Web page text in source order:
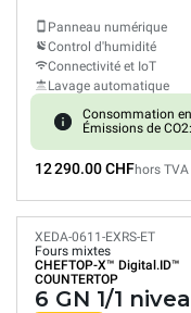
Panneau numérique
Control d'humidité
Connectivité et IoT
Lavage automatique
Consommation
Émissions de
12 290.00 CHFhors TVA
XEDA-0611-EXRS-ET
Fours mixtes
CHEFTOP-X™ Digital.ID™
COUNTERTOP
6 GN 1/1